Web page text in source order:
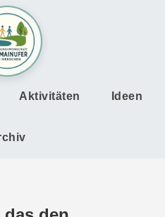
Aktivitäten Ideen